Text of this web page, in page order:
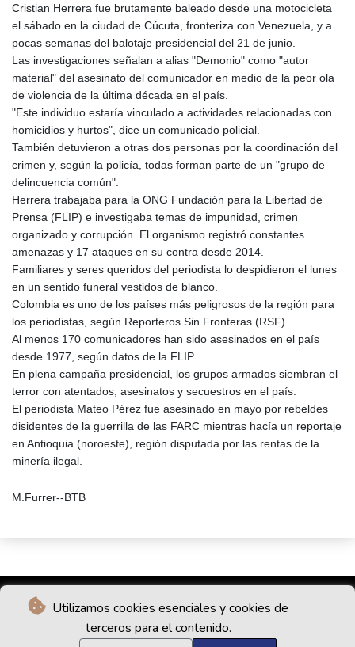
Utilizamos cookies esenciales y cookies de
terceros para el contenido.
Cristian Herrera fue brutamente baleado desde una motocicleta
el sábado en la ciudad de Cúcuta, fronteriza con Venezuela, y a
pocas semanas del balotaje presidencial del 21 de junio.
Las investigaciones señalan a alias "Demonio" como "autor
material" del asesinato del comunicador en medio de la peor ola
de violencia de la última década en el país.
"Este individuo estaría vinculado a actividades relacionadas con
homicidios y hurtos", dice un comunicado policial.
También detuvieron a otras dos personas por la coordinación del
crimen y, según la policía, todas forman parte de un "grupo de
delincuencia común".
Herrera trabajaba para la ONG Fundación para la Libertad de
Prensa (FLIP) e investigaba temas de impunidad, crimen
organizado y corrupción. El organismo registró constantes
amenazas y 17 ataques en su contra desde 2014.
Familiares y seres queridos del periodista lo despidieron el lunes
en un sentido funeral vestidos de blanco.
Colombia es uno de los países más peligrosos de la región para
los periodistas, según Reporteros Sin Fronteras (RSF).
Al menos 170 comunicadores han sido asesinados en el país
desde 1977, según datos de la FLIP.
En plena campaña presidencial, los grupos armados siembran el
terror con atentados, asesinatos y secuestros en el país.
El periodista Mateo Pérez fue asesinado en mayo por rebeldes
disidentes de la guerrilla de las FARC mientras hacía un reportaje
en Antioquia (noroeste), región disputada por las rentas de la
minería ilegal.
M.Furrer--BTB